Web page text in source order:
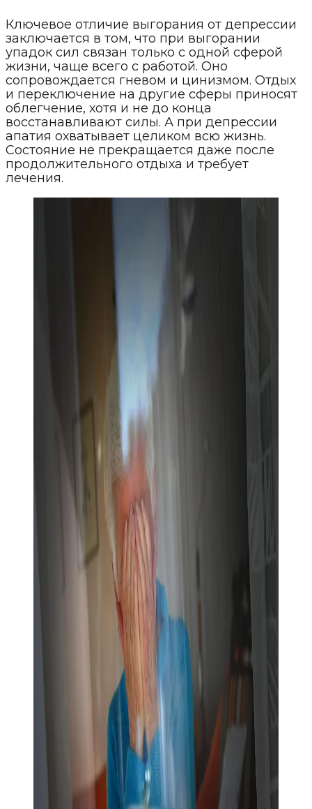
Ключевое отличие выгорания от депрессии
заключается в том, что при выгорании
упадок сил связан только с одной сферой
жизни, чаще всего с работой. Оно
сопровождается гневом и цинизмом. Отдых
и переключение на другие сферы приносят
облегчение, хотя и не до конца
восстанавливают силы. А при депрессии
апатия охватывает целиком всю жизнь.
Состояние не прекращается даже после
продолжительного отдыха и требует
лечения.